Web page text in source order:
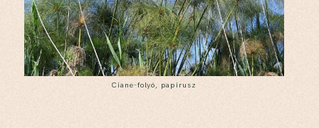
Ciane-folyó, papirusz